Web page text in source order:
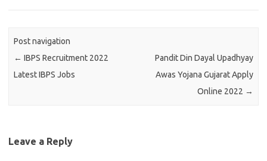
Post navigation
← IBPS Recruitment 2022
Latest IBPS Jobs
Pandit Din Dayal Upadhyay
Awas Yojana Gujarat Apply
Online 2022 →
Leave a Reply